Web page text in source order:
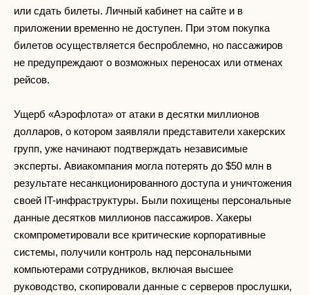
или сдать билеты. Личный кабинет на сайте и в
приложении временно не доступен. При этом покупка
билетов осуществляется беспроблемно, но пассажиров
не предупреждают о возможных переносах или отменах
рейсов.
Ущерб «Аэрофлота» от атаки в десятки миллионов
долларов, о котором заявляли представители хакерских
групп, уже начинают подтверждать независимые
эксперты. Авиакомпания могла потерять до $50 млн в
результате несанкционированного доступа и уничтожения
своей IT-инфраструктуры. Были похищены персональные
данные десятков миллионов пассажиров. Хакеры
скомпрометировали все критические корпоративные
системы, получили контроль над персональными
компьютерами сотрудников, включая высшее
руководство, скопировали данные с серверов прослушки,